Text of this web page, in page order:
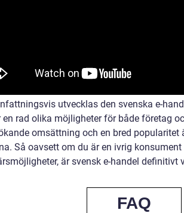
utvecklas den svenska e-
en rad olika möjligheter för både företag
omsättning och en bred popularitet
Så oavsett om du är en ivrig
är svensk e-handel definitivt
FAQ